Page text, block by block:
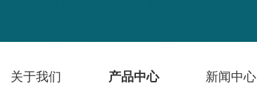
关于我们 产品中心 新闻中心